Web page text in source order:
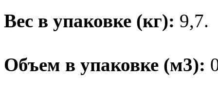
Вес в упаковке (кг): 9,7.
Объем в упаковке (м3):